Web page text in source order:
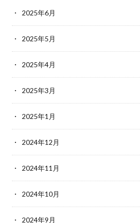
2025年6月
2025年5月
2025年4月
2025年3月
2025年1月
2024年12月
2024年11月
2024年10月
2024年9月